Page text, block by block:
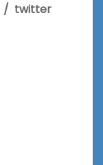
/ twitter